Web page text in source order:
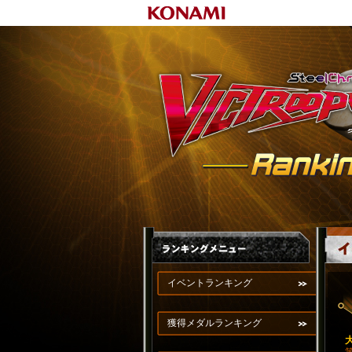
イベントランキング
獲得メダルランキング